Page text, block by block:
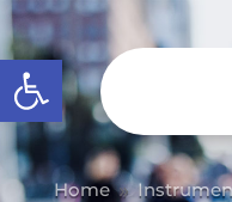
Abrir barra de
Home 9